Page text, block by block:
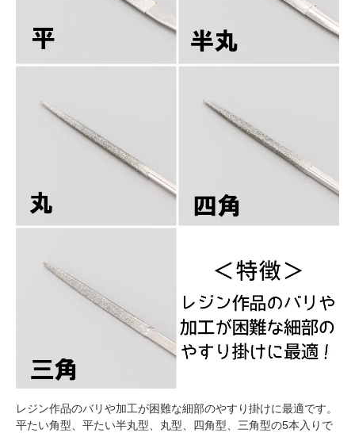
レジン作品のバリや加工が困難な細部のやすり掛けに最適です。
平たい角型、平たい半丸型、丸型、四角型、三角型の5本入りで